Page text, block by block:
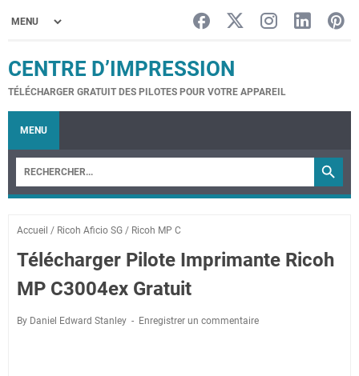
CENTRE D’IMPRESSION
TÉLÉCHARGER GRATUIT DES PILOTES POUR VOTRE APPAREIL
MENU
Accueil / Ricoh Aficio SG / Ricoh MP C
Télécharger Pilote Imprimante Ricoh
MP C3004ex Gratuit
By Daniel Edward Stanley Enregistrer un commentaire